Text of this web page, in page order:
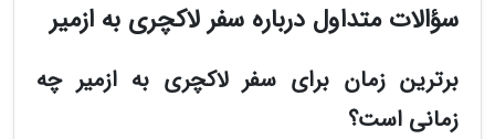
سؤالات متداول درباره سفر لاکچری به ازمیر
برترین زمان برای سفر لاکچری به ازمیر چه
زمانی است؟